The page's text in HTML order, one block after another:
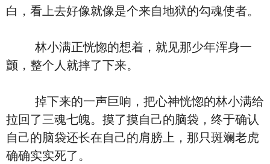
白，看上去好像就像是个来自地狱的勾魂使者。
林小满正恍惚的想着，就见那少年浑身一
颤，整个人就摔了下来。
掉下来的一声巨响，把心神恍惚的林小满给
拉回了三魂七魄。摸了摸自己的脑袋，终于确认
自己的脑袋还长在自己的肩膀上，那只斑斓老虎
确确实实死了。